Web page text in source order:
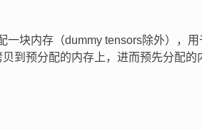
块内存（dummy tensors除外），
到预分配的内存上，进而预先分配的